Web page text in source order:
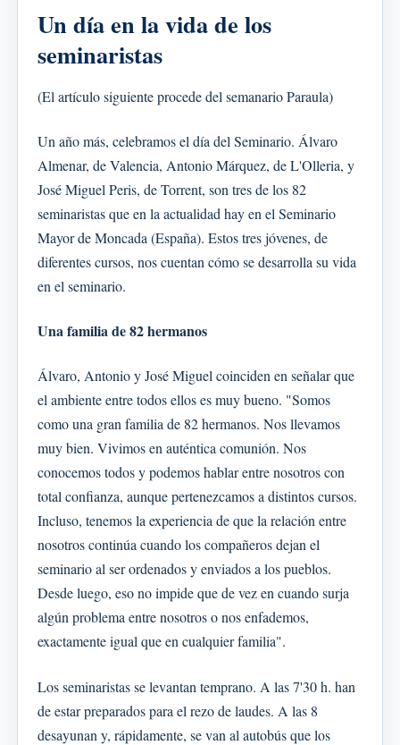
Un día en la vida de los
seminaristas
(El artículo siguiente procede del semanario Paraula)
Un año más, celebramos el día del Seminario. Álvaro
Almenar, de Valencia, Antonio Márquez, de L'Olleria, y
José Miguel Peris, de Torrent, son tres de los 82
seminaristas que en la actualidad hay en el Seminario
Mayor de Moncada (España). Estos tres jóvenes, de
diferentes cursos, nos cuentan cómo se desarrolla su vida
en el seminario.
Una familia de 82 hermanos
Álvaro, Antonio y José Miguel coinciden en señalar que
el ambiente entre todos ellos es muy bueno. "Somos
como una gran familia de 82 hermanos. Nos llevamos
muy bien. Vivimos en auténtica comunión. Nos
conocemos todos y podemos hablar entre nosotros con
total confianza, aunque pertenezcamos a distintos cursos.
Incluso, tenemos la experiencia de que la relación entre
nosotros continúa cuando los compañeros dejan el
seminario al ser ordenados y enviados a los pueblos.
Desde luego, eso no impide que de vez en cuando surja
algún problema entre nosotros o nos enfademos,
exactamente igual que en cualquier familia".
Los seminaristas se levantan temprano. A las 7'30 h. han
de estar preparados para el rezo de laudes. A las 8
desayunan y, rápidamente, se van al autobús que los